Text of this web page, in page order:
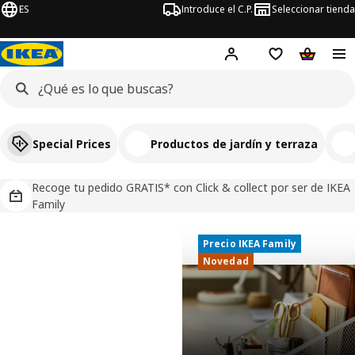
ES Introduce el C.P. Seleccionar tienda
Hej! Iniciar sesión
Lista de deseos
Carrito
Recoge tu pedido GRATIS* con Click & collect por ser de IKEA
Family
Special Prices Productos de jardín y terraza
IKEA, tu tienda de muebles y
Novedad
Precio IKEA Family
Precio IKEA Family